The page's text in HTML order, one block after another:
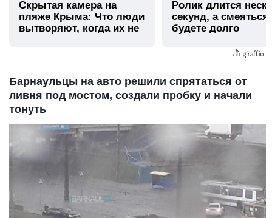
Скрытая камера на
пляже Крыма: Что люди
вытворяют, когда их не
Ролик длится
секунд, а
будете долго
Барнаульцы на авто решили спрятаться от
ливня под мостом, создали пробку и начали
тонуть